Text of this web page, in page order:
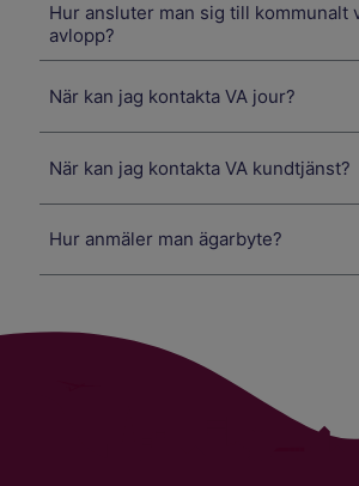
Hur ansluter man sig till kommunalt
avlopp?
När kan jag kontakta VA jour?
När kan jag kontakta VA kundtjänst?
Hur anmäler man ägarbyte?